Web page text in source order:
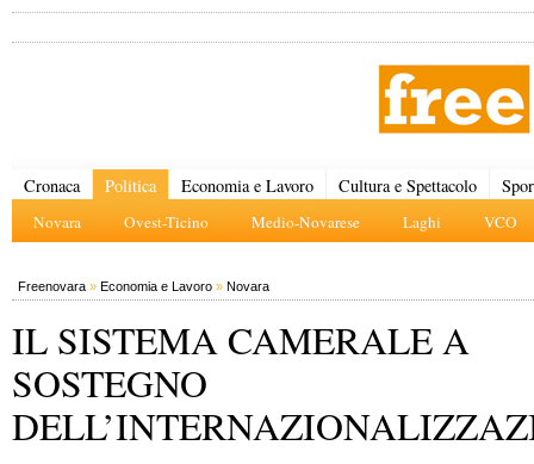
Cronaca Politica
Novara Ovest-Ticino Medio-Novarese Laghi VCO
Economia e Lavoro Cultura e Spettacolo
Freenovara » Economia e Lavoro » Novara
IL SISTEMA CAMERALE A
SOSTEGNO